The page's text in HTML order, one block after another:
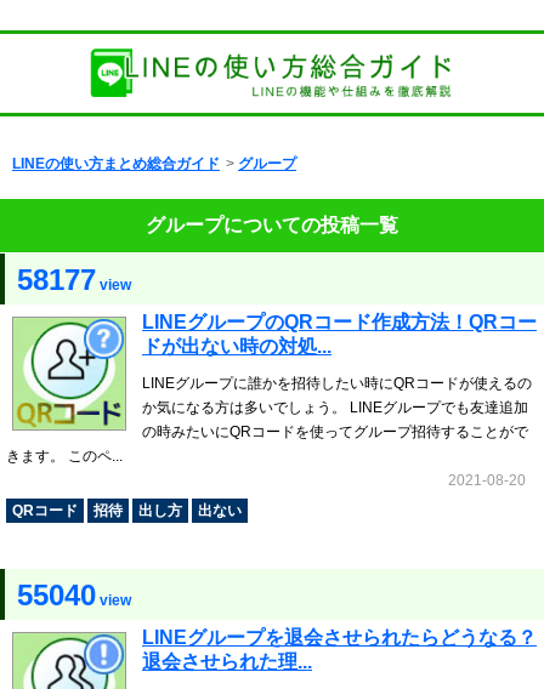
LINEの使い方まとめ総合ガイド > グループ
グループについての投稿一覧
58177 view
LINEグループのQRコード作成方法！QRコー
ドが出ない時の対処...
LINEグループに誰かを招待したい時にQRコードが使えるの
か気になる方は多いでしょう。 LINEグループでも友達追加
の時みたいにQRコードを使ってグループ招待することがで
きます。 このペ...
2021-08-20
QRコード
招待 出し方 出ない
55040 view
LINEグループを退会させられたらどうなる？
退会させられた理...